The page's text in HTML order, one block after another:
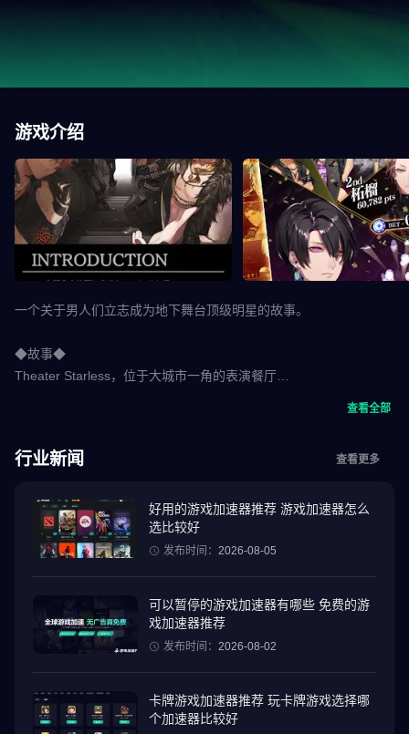
游戏介绍
一个关于男人们立志成为地下舞台顶级明星的故事。
◆故事◆
Theater Starless，位于大城市一角的表演餐厅
作为特邀嘉宾，我被允许进入后台......
◆游戏特色◆
【难以预料的故事】
您的支持将决定这个描绘男人之间的纽带、冲突和冲突的戏剧性故
【独特的演员阵容】
性格怪异的战士们在《无星剧场》中以歌手和表演者的身份出现。
【支持节奏游戏！ ]
用节奏游戏支持你最喜欢的游戏！
查看全部
行业新闻 查看更多
好用的游戏加速器推荐 游戏加速器怎么
选比较好
发布时间： 2026-08-05
可以暂停的游戏加速器有哪些 免费的游
戏加速器推荐
发布时间： 2026-08-02
卡牌游戏加速器推荐 玩卡牌游戏选择哪
个加速器比较好